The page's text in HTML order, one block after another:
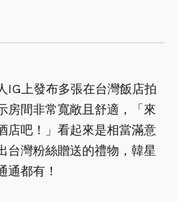
IG上發布多張在台灣飯店拍
房間非常寬敞且舒適，「來
店吧！」看起來是相當滿意
台灣粉絲贈送的禮物，韓星
通都有！